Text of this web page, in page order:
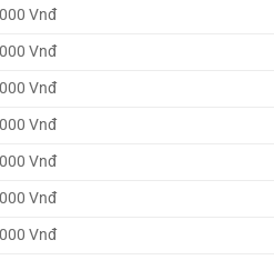
Vnđ
Vnđ
Vnđ
Vnđ
Vnđ
Vnđ
Vnđ